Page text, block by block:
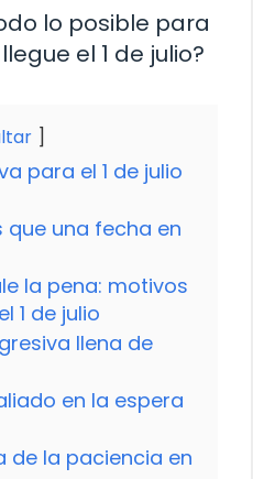
lo posible para
el 1 de julio?
para el 1 de julio
que una fecha en
la pena: motivos
1 de julio
llena de
en la espera
de la paciencia en